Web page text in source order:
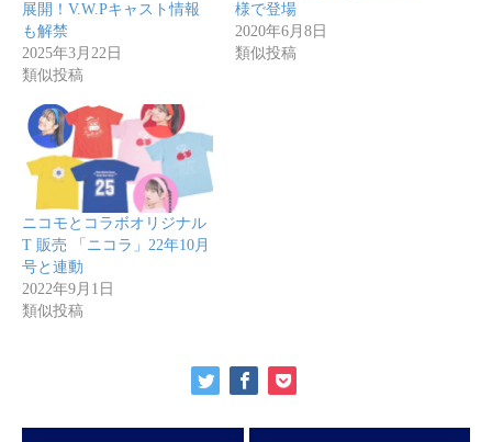
展開！V.W.Pキャスト情報
も解禁
2025年3月22日
類似投稿
様で登場
2020年6月8日
類似投稿
ニコモとコラボオリジナル
T 販売 「ニコラ」22年10月
号と連動
2022年9月1日
類似投稿